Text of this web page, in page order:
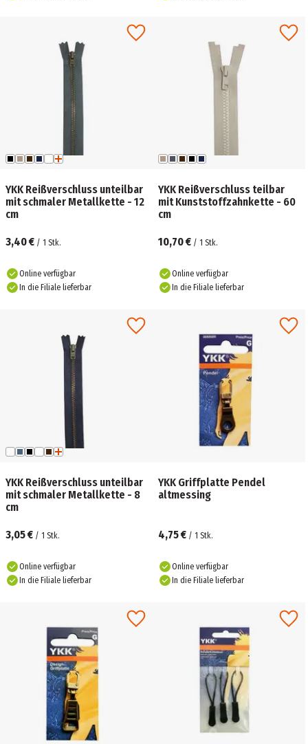
YKK Reißverschluss unteilbar
mit schmaler Metallkette - 12
cm
3,40 € / 1 Stk.
Online verfügbar
In die Filiale lieferbar
YKK Reißverschluss teilbar
mit Kunststoffzahnkette - 60
cm
10,70 € / 1 Stk.
Online verfügbar
In die Filiale lieferbar
YKK Reißverschluss unteilbar
mit schmaler Metallkette - 8
cm
3,05 € / 1 Stk.
Online verfügbar
In die Filiale lieferbar
YKK Griffplatte Pendel
altmessing
4,75 € / 1 Stk.
Online verfügbar
In die Filiale lieferbar